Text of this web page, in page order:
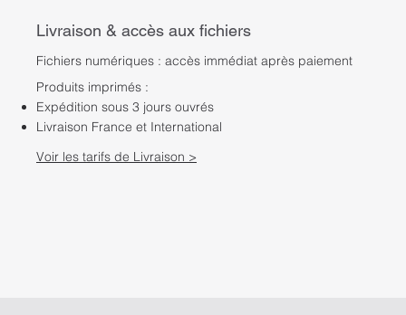
Livraison & accès aux fichiers
Fichiers numériques : accès immédiat après paiement
Produits imprimés :
Expédition sous 3 jours ouvrés
Livraison France et International
Voir les tarifs de Livraison >